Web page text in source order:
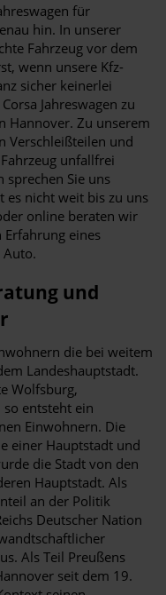
für
hin. In unserer
Fahrzeug vor dem
wenn unsere Kfz-
sicher keinerlei
Jahreswagen zu
Hannover. Zu unserem
Verschleißteilen und
unfallfrei
sprechen Sie uns
es nicht weit bis zu uns
online beraten wir
Erfahrung eines
und
die bei weitem
Landeshauptstadt.
Wolfsburg,
entsteht ein
Einwohnern. Die
einer Hauptstadt und
die Stadt von den
Hauptstadt. Als
an der Politik
Deutscher Nation
Als Teil Preußens
seit dem 19.